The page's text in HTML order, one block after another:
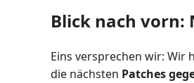
Blick nach vorn:
Eins versprechen wir: Wir
die nächsten Patches